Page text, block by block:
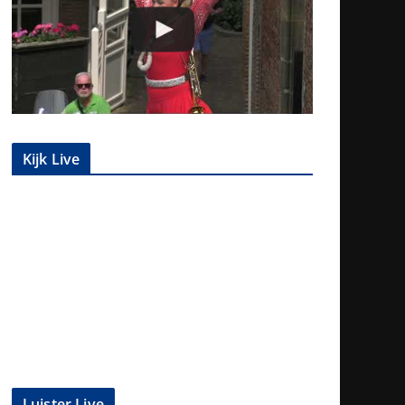
Kijk Live